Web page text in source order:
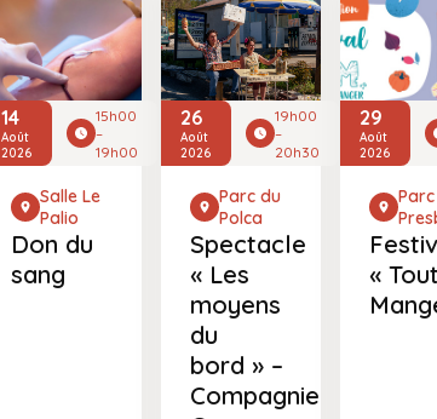
14
Août
2026
15h00
–
19h00
Salle Le
Palio
Don du
sang
26
Août
2026
19h00
–
20h30
Parc du
Polca
Spectacle
« Les
moyens
du
bord » –
Compagnie
29
Août
2026
«